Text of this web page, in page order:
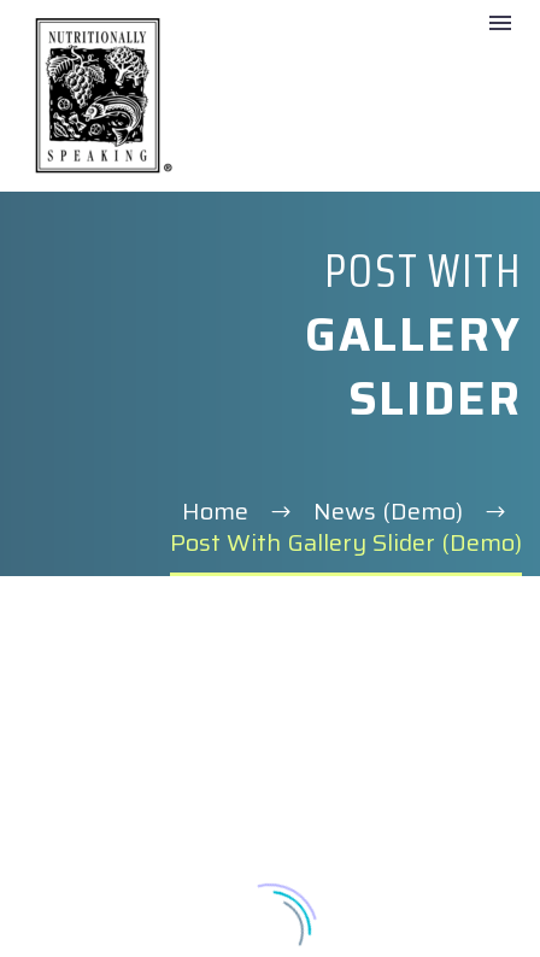
POST WITH
GALLERY
SLIDER
Home
News (Demo)
Post With Gallery Slider (Demo)